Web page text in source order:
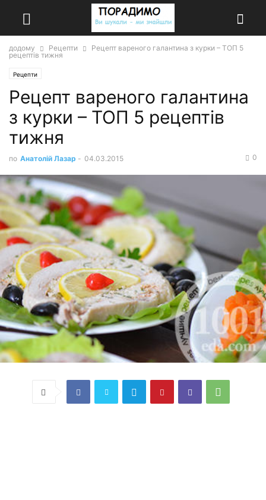
додому Рецепти
Рецепт вареного галантина з курки – ТОП 5
рецептів тижня
Рецепти
Рецепт вареного галантина
з курки – ТОП 5 рецептів
тижня
по Анатолій Лазар - 04.03.2015 0